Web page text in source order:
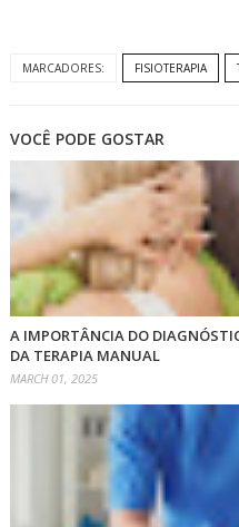
MARCADORES: FISIOTERAPIA
VOCÊ PODE GOSTAR
A IMPORTÂNCIA DO
DA TERAPIA MANUAL
MARCH 01, 2025